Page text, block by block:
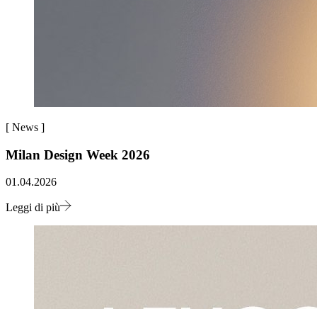
[ News ]
Milan Design Week 2026
01.04.2026
Leggi di più